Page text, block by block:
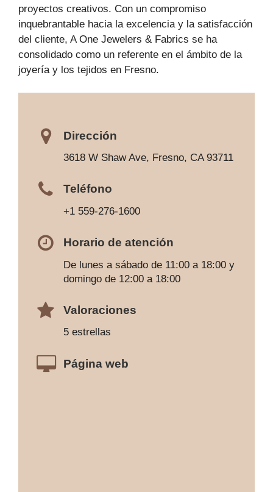
proyectos creativos. Con un compromiso
inquebrantable hacia la excelencia y la satisfacción
del cliente, A One Jewelers & Fabrics se ha
consolidado como un referente en el ámbito de la
joyería y los tejidos en Fresno.
Dirección
3618 W Shaw Ave, Fresno, CA 93711
Teléfono
+1 559-276-1600
Horario de atención
De lunes a sábado de 11:00 a 18:00 y
domingo de 12:00 a 18:00
Valoraciones
5 estrellas
Página web